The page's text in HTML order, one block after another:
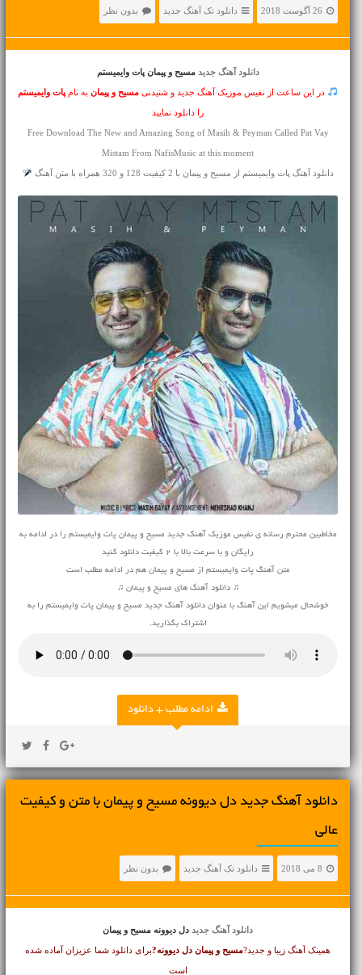
26 آگوست 2018 دانلود تک آهنگ جدید بدون نظر
دانلود آهنگ جدید مسیح و پیمان پات وایمیستم
در این ساعت از نفیس موزیک آهنگ جدید و شنیدنی مسیح و پیمانبه نام پات وایمیستم
را دانلود نمایید
Free Download The New and Amazing Song of Masih & Peyman Called Pat Vay
Mistam From NafisMusic at this moment
دانلود آهنگ پات وایمیستم از مسیح و پیمان با 2 کیفیت 128 و 320 همراه با متن آهنگ
مخاطبین محترم رسانه ی نفیس موزیک آهنگ جدید مسیح و پیمان پات وایمیستم را در ادامه به
رایگان و با سرعت بالا با 2 کیفیت دانلود کنید
متن آهنگ پات وایمیستم از مسیح و پیمان هم در ادامه مطلب است
♫ دانلود آهنگ های مسیح و پیمان ♫
خوشحال میشویم این آهنگ با عنوان دانلود آهنگ جدید مسیح و پیمان پات وایمیستم را به
اشتراک بگذارید.
ادامه مطلب + دانلود
دانلود آهنگ جديد دل دیوونه مسیح و پیمان با متن و کیفیت
عالی
8 می 2018 دانلود تک آهنگ جدید بدون نظر
دانلود آهنگ جدیددل دیوونه مسیح و پیمان
همینک آهنگ زیبا و جدید?مسیح و پیمان دل دیوونه?برای دانلود شما عزیزان آماده شده
است